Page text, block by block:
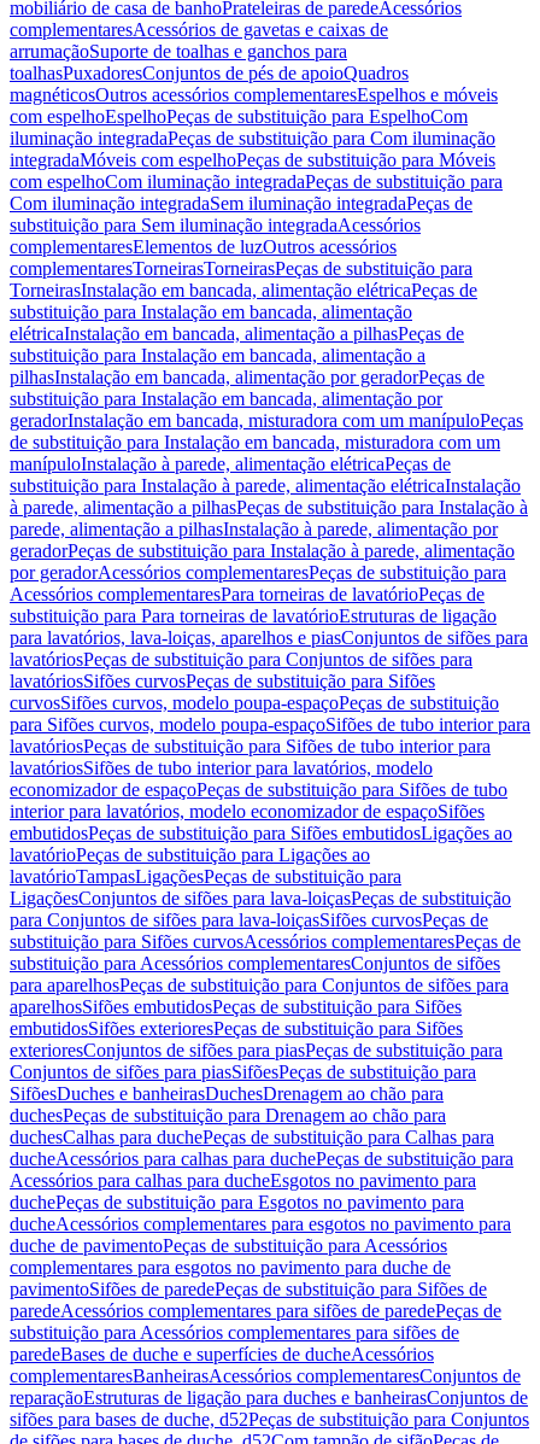
mobiliário de casa de banhoPrateleiras de paredeAcessórios
complementaresAcessórios de gavetas e caixas de
arrumaçãoSuporte de toalhas e ganchos para
toalhasPuxadoresConjuntos de pés de apoioQuadros
magnéticosOutros acessórios complementaresEspelhos e móveis
com espelhoEspelhoPeças de substituição para EspelhoCom
iluminação integradaPeças de substituição para Com iluminação
integradaMóveis com espelhoPeças de substituição para Móveis
com espelhoCom iluminação integradaPeças de substituição para
Com iluminação integradaSem iluminação integradaPeças de
substituição para Sem iluminação integradaAcessórios
complementaresElementos de luzOutros acessórios
complementaresTorneirasTorneirasPeças de substituição para
TorneirasInstalação em bancada, alimentação elétricaPeças de
substituição para Instalação em bancada, alimentação
elétricaInstalação em bancada, alimentação a pilhasPeças de
substituição para Instalação em bancada, alimentação a
pilhasInstalação em bancada, alimentação por geradorPeças de
substituição para Instalação em bancada, alimentação por
geradorInstalação em bancada, misturadora com um manípuloPeças
de substituição para Instalação em bancada, misturadora com um
manípuloInstalação à parede, alimentação elétricaPeças de
substituição para Instalação à parede, alimentação elétricaInstalação
à parede, alimentação a pilhasPeças de substituição para Instalação à
parede, alimentação a pilhasInstalação à parede, alimentação por
geradorPeças de substituição para Instalação à parede, alimentação
por geradorAcessórios complementaresPeças de substituição para
Acessórios complementaresPara torneiras de lavatórioPeças de
substituição para Para torneiras de lavatórioEstruturas de ligação
para lavatórios, lava-loiças, aparelhos e piasConjuntos de sifões para
lavatóriosPeças de substituição para Conjuntos de sifões para
lavatóriosSifões curvosPeças de substituição para Sifões
curvosSifões curvos, modelo poupa-espaçoPeças de substituição
para Sifões curvos, modelo poupa-espaçoSifões de tubo interior para
lavatóriosPeças de substituição para Sifões de tubo interior para
lavatóriosSifões de tubo interior para lavatórios, modelo
economizador de espaçoPeças de substituição para Sifões de tubo
interior para lavatórios, modelo economizador de espaçoSifões
embutidosPeças de substituição para Sifões embutidosLigações ao
lavatórioPeças de substituição para Ligações ao
lavatórioTampasLigaçõesPeças de substituição para
LigaçõesConjuntos de sifões para lava-loiçasPeças de substituição
para Conjuntos de sifões para lava-loiçasSifões curvosPeças de
substituição para Sifões curvosAcessórios complementaresPeças de
substituição para Acessórios complementaresConjuntos de sifões
para aparelhosPeças de substituição para Conjuntos de sifões para
aparelhosSifões embutidosPeças de substituição para Sifões
embutidosSifões exterioresPeças de substituição para Sifões
exterioresConjuntos de sifões para piasPeças de substituição para
Conjuntos de sifões para piasSifõesPeças de substituição para
SifõesDuches e banheirasDuchesDrenagem ao chão para
duchesPeças de substituição para Drenagem ao chão para
duchesCalhas para duchePeças de substituição para Calhas para
ducheAcessórios para calhas para duchePeças de substituição para
Acessórios para calhas para ducheEsgotos no pavimento para
duchePeças de substituição para Esgotos no pavimento para
ducheAcessórios complementares para esgotos no pavimento para
duche de pavimentoPeças de substituição para Acessórios
complementares para esgotos no pavimento para duche de
pavimentoSifões de paredePeças de substituição para Sifões de
paredeAcessórios complementares para sifões de paredePeças de
substituição para Acessórios complementares para sifões de
paredeBases de duche e superfícies de ducheAcessórios
complementaresBanheirasAcessórios complementaresConjuntos de
reparaçãoEstruturas de ligação para duches e banheirasConjuntos de
sifões para bases de duche, d52Peças de substituição para Conjuntos